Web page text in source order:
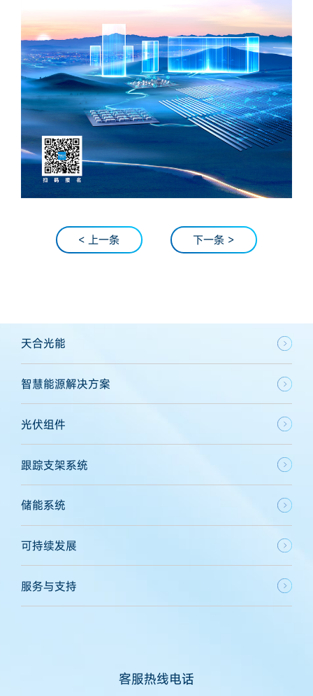
< 上一条 下一条 >
天合光能
智慧能源解决方案
光伏组件
跟踪支架系统
储能系统
可持续发展
服务与支持
客服热线电话